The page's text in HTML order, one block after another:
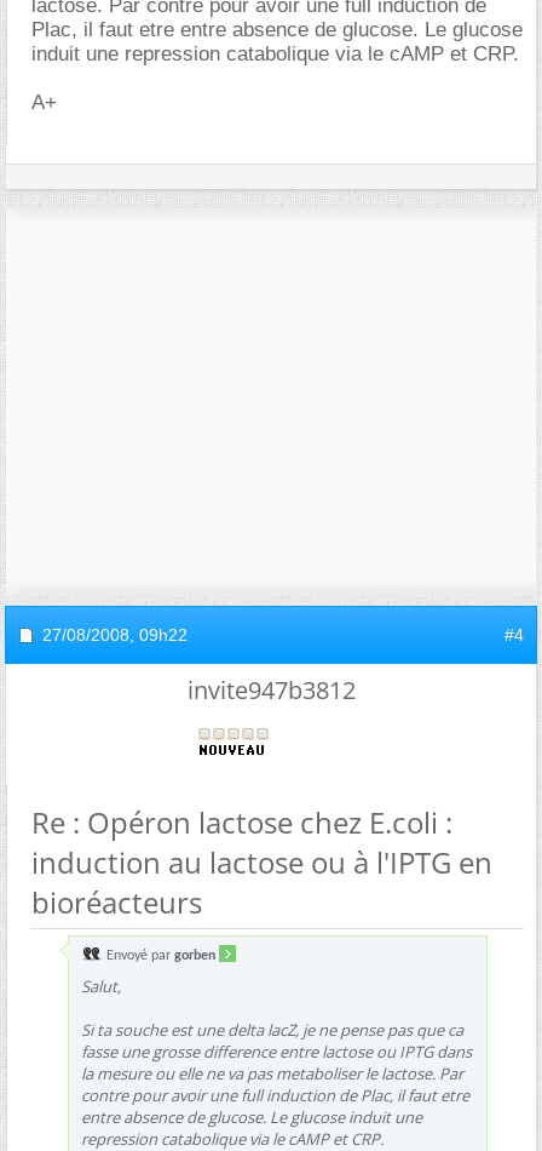
lactose. Par contre pour avoir une full induction de
Plac, il faut etre entre absence de glucose. Le glucose
induit une repression catabolique via le cAMP et CRP.
A+
27/08/2008, 09h22 #4
invite947b3812
Re : Opéron lactose chez E.coli :
induction au lactose ou à l'IPTG en
bioréacteurs
Envoyé par gorben
Salut,
Si ta souche est une delta lacZ, je ne pense pas que ca
fasse une grosse difference entre lactose ou IPTG dans
la mesure ou elle ne va pas metaboliser le lactose. Par
contre pour avoir une full induction de Plac, il faut etre
entre absence de glucose. Le glucose induit une
repression catabolique via le cAMP et CRP.